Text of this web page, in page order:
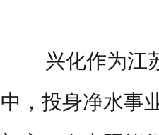
兴化作为江苏
中，投身净水事